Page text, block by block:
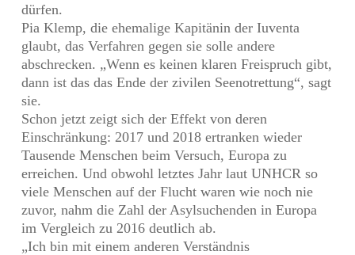
dürfen.
Pia Klemp, die ehemalige Kapitänin der Iuventa
glaubt, das Verfahren gegen sie solle andere
abschrecken. „Wenn es keinen klaren Freispruch gibt,
dann ist das das Ende der zivilen Seenotrettung“, sagt
sie.
Schon jetzt zeigt sich der Effekt von deren
Einschränkung: 2017 und 2018 ertranken wieder
Tausende Menschen beim Versuch, Europa zu
erreichen. Und obwohl letztes Jahr laut UNHCR so
viele Menschen auf der Flucht waren wie noch nie
zuvor, nahm die Zahl der Asylsuchenden in Europa
im Vergleich zu 2016 deutlich ab.
„Ich bin mit einem anderen Verständnis